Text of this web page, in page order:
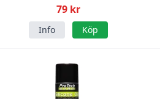
79 kr
Info Köp